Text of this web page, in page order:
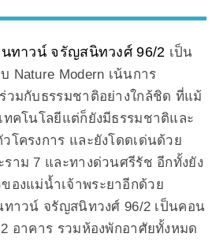
ทาวน์ จรัญสนิทวงศ์ 96/2 เป็น
Nature Modern เน้นการ
วมกับธรรมชาติอย่างใกล้ชิด ที่แม้
ทคโนโลยีแต่ก็ยังมีธรรมชาติและ
โครงการ และยังโดดเด่นด้วย
ราม 7 และทางด่วนศรีรัช อีกทั้งยัง
องแม่น้ำเจ้าพระยาอีกด้วย
ทาวน์ จรัญสนิทวงศ์ 96/2 เป็นคอน
อาคาร รวมห้องพักอาศัยทั้งหมด